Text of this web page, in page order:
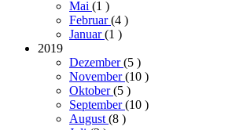
Mai (1 )
Februar(4 )
Januar(1 )
2019
Dezember(5 )
November(10 )
Oktober(5 )
September(10 )
August(8 )